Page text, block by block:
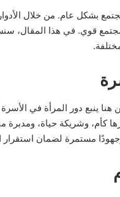
بشكل عام. من خلال
قوي. في هذا المقال،
ينبع دور المرأة في
كأم، وشريكة حياة، ومدبرة
مستمرة لضمان استقرار